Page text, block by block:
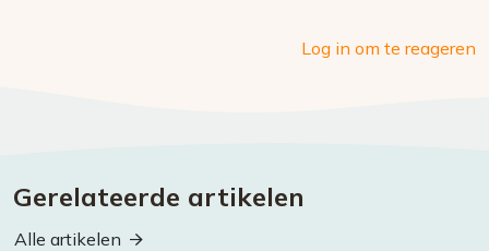
Log in om te reageren
Gerelateerde artikelen
Alle artikelen